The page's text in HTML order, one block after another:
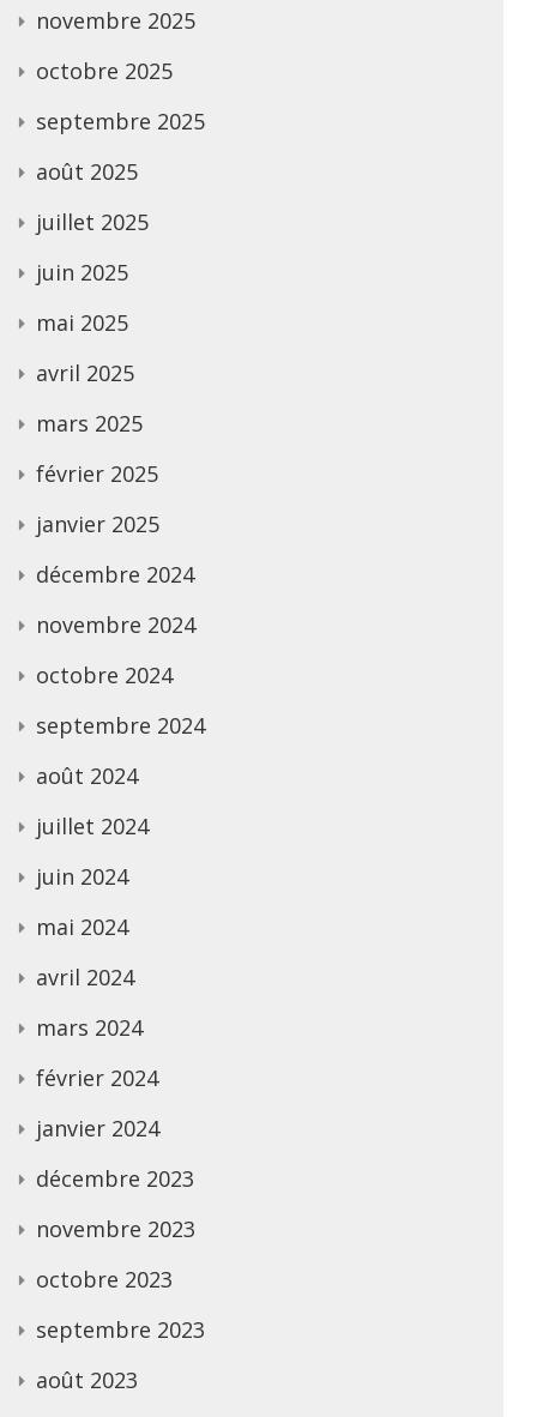
novembre 2025
octobre 2025
septembre 2025
août 2025
juillet 2025
juin 2025
mai 2025
avril 2025
mars 2025
février 2025
janvier 2025
décembre 2024
novembre 2024
octobre 2024
septembre 2024
août 2024
juillet 2024
juin 2024
mai 2024
avril 2024
mars 2024
février 2024
janvier 2024
décembre 2023
novembre 2023
octobre 2023
septembre 2023
août 2023